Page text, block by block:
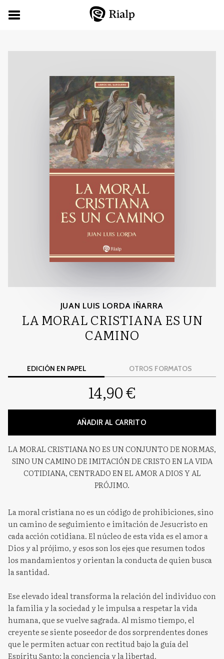
JUAN LUIS LORDA IÑARRA
LA MORAL CRISTIANA ES UN
CAMINO
EDICIÓN EN PAPEL OTROS FORMATOS
14,90 €
AÑADIR AL CARRITO
LA MORAL CRISTIANA NO ES UN CONJUNTO DE NORMAS,
SINO UN CAMINO DE IMITACIÓN DE CRISTO EN LA VIDA
COTIDIANA, CENTRADO EN EL AMOR A DIOS Y AL
PRÓJIMO.
La moral cristiana no es un código de prohibiciones, sino
un camino de seguimiento e imitación de Jesucristo en
cada acción cotidiana. El núcleo de esta vida es el amor a
Dios y al prójimo, y esos son los ejes que resumen todos
los mandamientos y orientan la conducta de quien busca
la santidad.
Ese elevado ideal transforma la relación del individuo con
la familia y la sociedad y le impulsa a respetar la vida
humana, que se vuelve sagrada. Al mismo tiempo, el
creyente se siente poseedor de dos sorprendentes dones
que le permiten actuar con rectitud bajo la guía del
Espíritu Santo: la conciencia y la libertad.